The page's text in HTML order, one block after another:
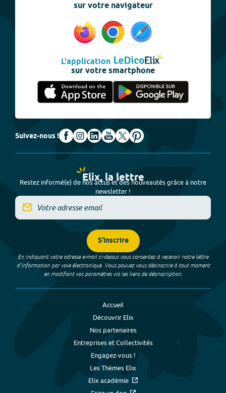
sur votre navigateur
L'application
sur votre smartphone
Suivez-nous !
Elix, la lettre
Restez informé(e) de nos actus et des nouveautés grâce à notre
newsletter !
S'inscrire
En indiquant votre adresse e-mail ci-dessus vous consentez à recevoir notre lettre
d’information par voie électronique. Vous pouvez vous désinscrire à tout moment
en modifiant vos paramètres via les liens de désinscription.
Accueil
Découvrir Elix
Nos partenaires
Entreprises et Collectivités
Engagez-vous !
Les Thèmes Elix
Elix académie